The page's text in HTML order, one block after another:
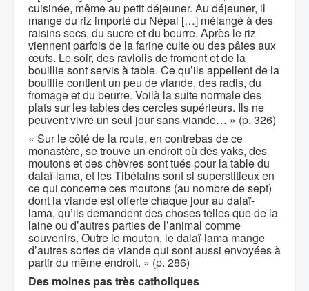
cuisinée, même au petit déjeuner. Au déjeuner, il
mange du riz importé du Népal […] mélangé à des
raisins secs, du sucre et du beurre. Après le riz
viennent parfois de la farine cuite ou des pâtes aux
œufs. Le soir, des raviolis de froment et de la
bouillie sont servis à table. Ce qu’ils appellent de la
bouillie contient un peu de viande, des radis, du
fromage et du beurre. Voilà la suite normale des
plats sur les tables des cercles supérieurs. Ils ne
peuvent vivre un seul jour sans viande… » (p. 326)
« Sur le côté de la route, en contrebas de ce
monastère, se trouve un endroit où des yaks, des
moutons et des chèvres sont tués pour la table du
dalaï-lama, et les Tibétains sont si superstitieux en
ce qui concerne ces moutons (au nombre de sept)
dont la viande est offerte chaque jour au dalaï-
lama, qu’ils demandent des choses telles que de la
laine ou d’autres parties de l’animal comme
souvenirs. Outre le mouton, le dalaï-lama mange
d’autres sortes de viande qui sont aussi envoyées à
partir du même endroit. » (p. 286)
Des moines pas très catholiques